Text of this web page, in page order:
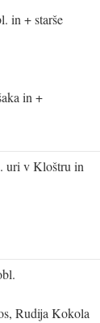
in + starše
in +
uri v Kloštru in
Rudija Kokola